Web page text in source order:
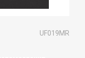
UF019MR